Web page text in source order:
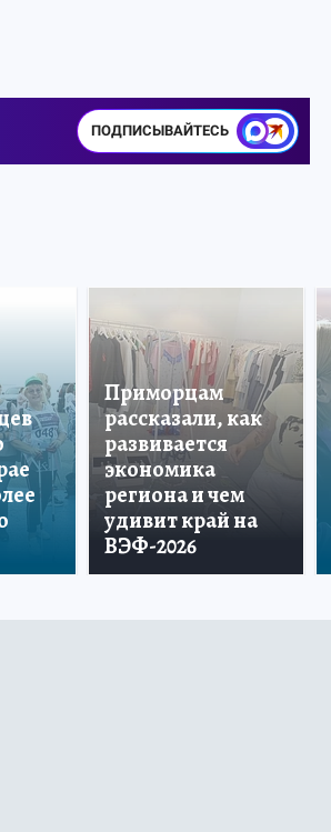
ПОДПИСЫВАЙТЕСЬ
Приморцам
рассказали, как
развивается
экономика
региона и чем
удивит край на
ВЭФ-2026